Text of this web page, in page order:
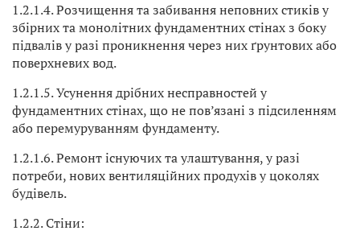
1.2.1.4. Розчищення та забивання неповних стиків у
збірних та монолітних фундаментних стінах з боку
підвалів у разі проникнення через них ґрунтових або
поверхневих вод.
1.2.1.5. Усунення дрібних несправностей у
фундаментних стінах, що не пов’язані з підсиленням
або перемуруванням фундаменту.
1.2.1.6. Ремонт існуючих та улаштування, у разі
потреби, нових вентиляційних продухів у цоколях
будівель.
1.2.2. Стіни: